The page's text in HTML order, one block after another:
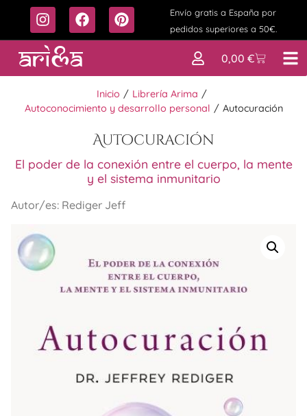
Envío gratis a España por
pedidos superiores a 50€.
0,00 €
Inicio / Librería Arima /
Autoconocimiento y desarrollo personal / Autocuración
Autocuración
El poder de la conexión entre el cuerpo, la mente
y el sistema inmunitario
Autor/es: Rediger Jeff